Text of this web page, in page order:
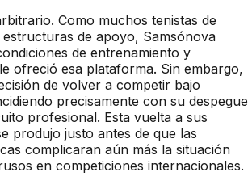
Como muchos tenistas de
estructuras de apoyo, Samsónova
de entrenamiento y
ofreció esa plataforma. Sin embargo,
de volver a competir bajo
precisamente con su despegue
profesional. Esta vuelta a sus
produjo justo antes de que las
complicaran aún más la situación
en competiciones internacionales.